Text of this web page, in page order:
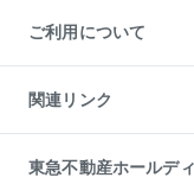
ご紹介・再契約特典
入居者様専用-各種ご案内
東急こすもす会「こすも
ご利用について
金融商品取引について
東急リバブル ソーシャル
ご意見・お問い合わせ（
ダイレクトメール（郵送
関連リンク
これからご結婚される方
東急不動産ホールデ